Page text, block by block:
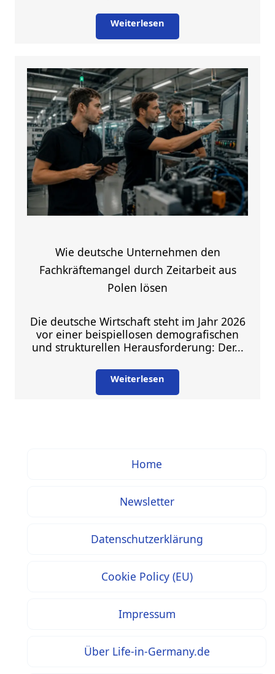
Weiterlesen
Wie deutsche Unternehmen den
Fachkräftemangel durch Zeitarbeit aus
Polen lösen
Die deutsche Wirtschaft steht im Jahr 2026
vor einer beispiellosen demografischen
und strukturellen Herausforderung: Der...
Weiterlesen
Home
Newsletter
Datenschutzerklärung
Cookie Policy (EU)
Impressum
Über Life-in-Germany.de